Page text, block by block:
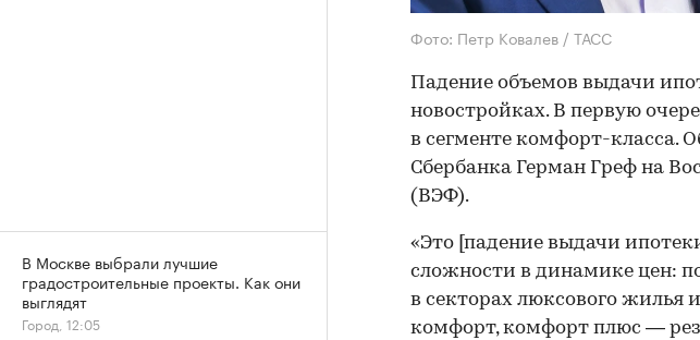
Фото: Петр Ковалев / ТАСС
Падение объемов выдачи
новостройках. В первую
в сегменте комфорт-класса.
Сбербанка Герман Греф на
(ВЭФ).
«Это [падение выдачи
сложности в динамике цен:
в секторах люксового жилья
комфорт, комфорт плюс —
В Москве выбрали лучшие
градостроительные проекты. Как они
выглядят
Город, 12:05